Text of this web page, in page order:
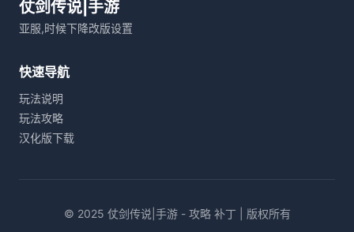
仗剑传说|手游
亚服,时候下降改版设置
快速导航
玩法说明
玩法攻略
汉化版下载
© 2025 仗剑传说|手游 - 攻略 补丁 | 版权所有